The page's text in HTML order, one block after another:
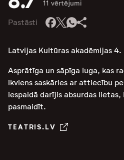
11 vērtējumi
Pastāsti
Latvijas Kultūras akadēmijas
Asprātīga un sāpīga luga, kas
ikviens saskāries ar attiecību
iespaidā darījis absurdas
pasmaidīt.
TEATRIS.LV